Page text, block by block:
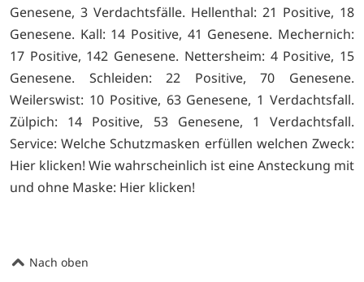
Genesene, 3 Verdachtsfälle. Hellenthal: 21 Positive, 18
Genesene. Kall: 14 Positive, 41 Genesene. Mechernich:
17 Positive, 142 Genesene. Nettersheim: 4 Positive, 15
Genesene. Schleiden: 22 Positive, 70 Genesene.
Weilerswist: 10 Positive, 63 Genesene, 1 Verdachtsfall.
Zülpich: 14 Positive, 53 Genesene, 1 Verdachtsfall.
Service: Welche Schutzmasken erfüllen welchen Zweck:
Hier klicken! Wie wahrscheinlich ist eine Ansteckung mit
und ohne Maske: Hier klicken!
Nach oben